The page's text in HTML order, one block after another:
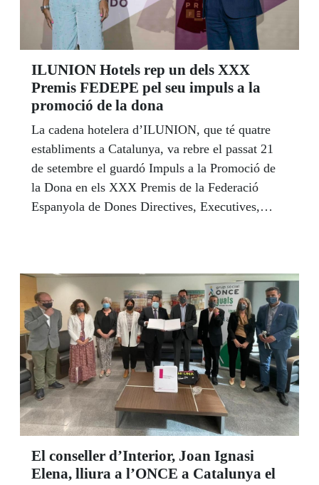
l’ONCE a Catalunya i el venedor dels productes
de joc d’aquest quiosc, Eric Villalón.
ILUNION Hotels rep un dels XXX
Premis FEDEPE pel seu impuls a la
promoció de la dona
La cadena hotelera d’ILUNION, que té quatre
establiments a Catalunya, va rebre el passat 21
de setembre el guardó Impuls a la Promoció de
la Dona en els XXX Premis de la Federació
Espanyola de Dones Directives, Executives,
d'Afers Econòmics i Transformació Digital,
Nadia Calviño.
El conseller d’Interior, Joan Ignasi
Elena, lliura a l’ONCE a Catalunya el